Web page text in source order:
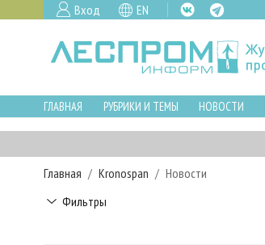
Вход EN
ГЛАВНАЯ РУБРИКИ И ТЕМЫ НОВОСТИ
Главная Kronospan
Новости
Фильтры